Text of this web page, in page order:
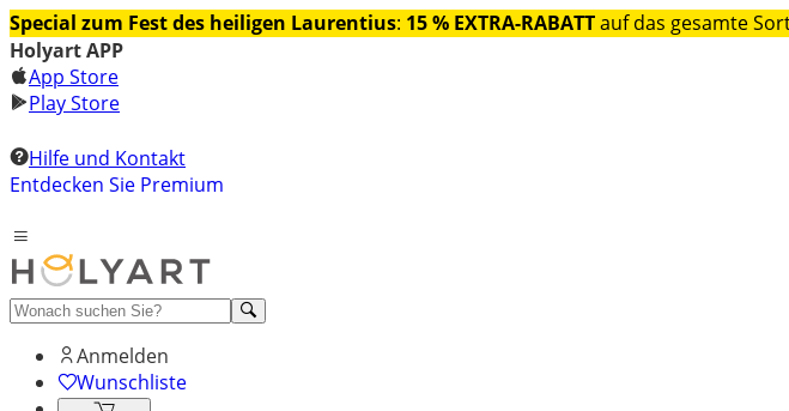
Special zum Fest des heiligen Laurentius: 15 % EXTRA-RABATTauf das gesamte
Holyart APP
App Store
Play Store
Hilfe und Kontakt
Entdecken Sie Premium
Anmelden
Wunschliste